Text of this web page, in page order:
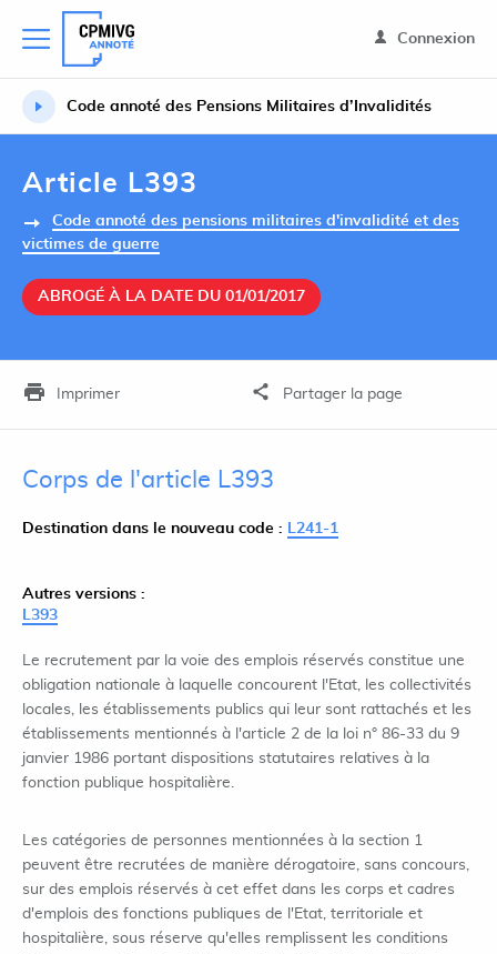
Connexion
Code annoté des Pensions Militaires d’Invalidités
Article L393
Code annoté des pensions militaires d'invalidité et des
victimes de guerre
ABROGÉ À LA DATE DU 01/01/2017
Imprimer Partager la page
Corps de l'article L393
Destination dans le nouveau code : L241-1
Autres versions :
L393
Le recrutement par la voie des emplois réservés constitue une
obligation nationale à laquelle concourent l'Etat, les collectivités
locales, les établissements publics qui leur sont rattachés et les
établissements mentionnés à l'article 2 de la loi n° 86-33 du 9
janvier 1986 portant dispositions statutaires relatives à la
fonction publique hospitalière.
Les catégories de personnes mentionnées à la section 1
peuvent être recrutées de manière dérogatoire, sans concours,
sur des emplois réservés à cet effet dans les corps et cadres
d'emplois des fonctions publiques de l'Etat, territoriale et
hospitalière, sous réserve qu'elles remplissent les conditions